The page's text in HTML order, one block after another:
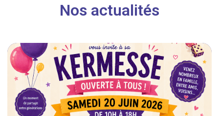
Nos actualités